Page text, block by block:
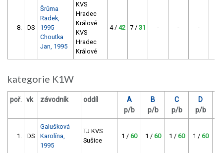
8. DS
Šrůma
Radek,
1995
Choutka
Jan, 1995
KVS
Hradec
Králové
KVS
Hradec
Králové
4 / 42 7 / 31 - - -
kategorie K1W
poř. vk závodník oddíl
A
p/b
B
p/b
C
p/b
D
p/b
1. DS
Galušková
Karolína,
1995
TJ KVS
Sušice
1 / 60 1 / 60 1 / 60 1 / 60